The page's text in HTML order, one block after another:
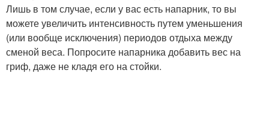
Лишь в том случае, если у вас есть напарник, то вы
можете увеличить интенсивность путем уменьшения
(или вообще исключения) периодов отдыха между
сменой веса. Попросите напарника добавить вес на
гриф, даже не кладя его на стойки.